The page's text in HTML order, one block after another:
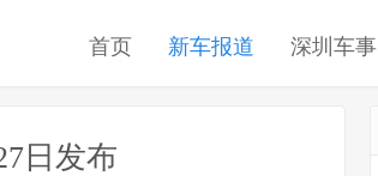
首页 新车报道 深圳车事
日发布